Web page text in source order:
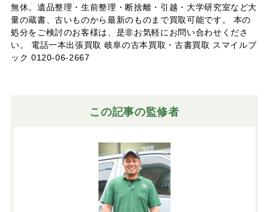
無休。遺品整理・生前整理・断捨離・引越・大学研究室など大
量の蔵書、古いものから最新のものまで買取可能です。 本の
処分をご検討のお客様は、是非お気軽にお問い合わせくださ
い。 電話一本出張買取 岐阜の古本買取・古書買取 スマイルブ
ック 0120-06-2667
この記事の監修者